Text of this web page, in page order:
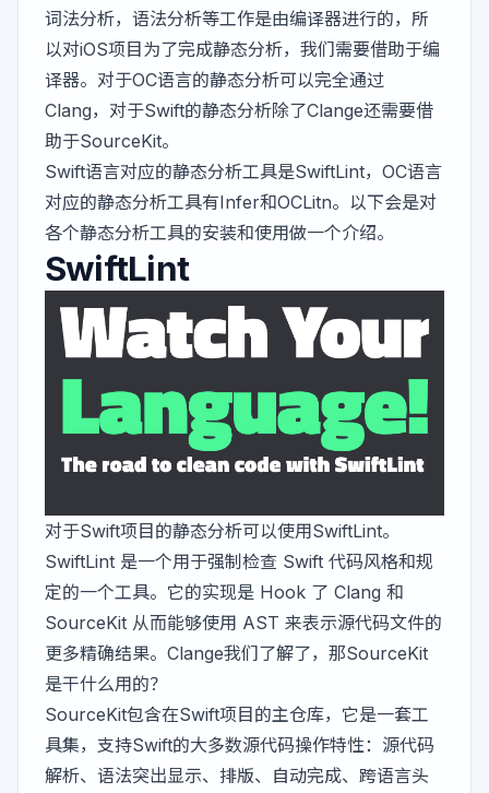
词法分析，语法分析等工作是由编译器进行的，所
以对iOS项目为了完成静态分析，我们需要借助于编
译器。对于OC语言的静态分析可以完全通过
Clang，对于Swift的静态分析除了Clange还需要借
助于SourceKit。
Swift语言对应的静态分析工具是SwiftLint，OC语言
对应的静态分析工具有Infer和OCLitn。以下会是对
各个静态分析工具的安装和使用做一个介绍。
SwiftLint
对于Swift项目的静态分析可以使用SwiftLint。
SwiftLint 是一个用于强制检查 Swift 代码风格和规
定的一个工具。它的实现是 Hook 了 Clang 和
SourceKit 从而能够使用 AST 来表示源代码文件的
更多精确结果。Clange我们了解了，那SourceKit
是干什么用的？
SourceKit包含在Swift项目的主仓库，它是一套工
具集，支持Swift的大多数源代码操作特性：源代码
解析、语法突出显示、排版、自动完成、跨语言头